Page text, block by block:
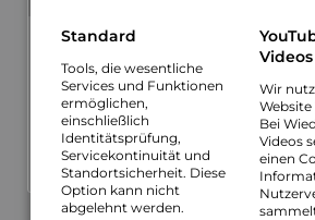
Markus Horn
Studierte Klavier mit dem Schwer­punkt
in Amsterdam (NL) und Hannover.
CD-Produk­tionen mit namhaften
Pop.
MEHR ÜBER MARKUS…
Standard
Tools, die wesentliche
Services und Funktionen
ermöglichen,
einschließlich
Identitätsprüfung,
Servicekontinuität und
Standortsicherheit. Diese
Option kann nicht
abgelehnt werden.
Videos
Wir
Website
Bei
Videos
einen